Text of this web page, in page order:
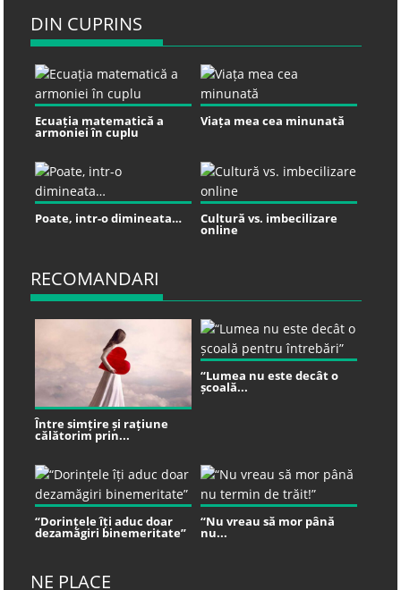
DIN CUPRINS
Ecuația matematică a
armoniei în cuplu
Viața mea cea minunată
Poate, intr-o dimineata… Cultură vs. imbecilizare
online
RECOMANDARI
Între simțire și rațiune
călătorim prin...
“Lumea nu este decât o
școală...
“Dorințele îți aduc doar
dezamăgiri binemeritate”
“Nu vreau să mor până
nu...
NE PLACE